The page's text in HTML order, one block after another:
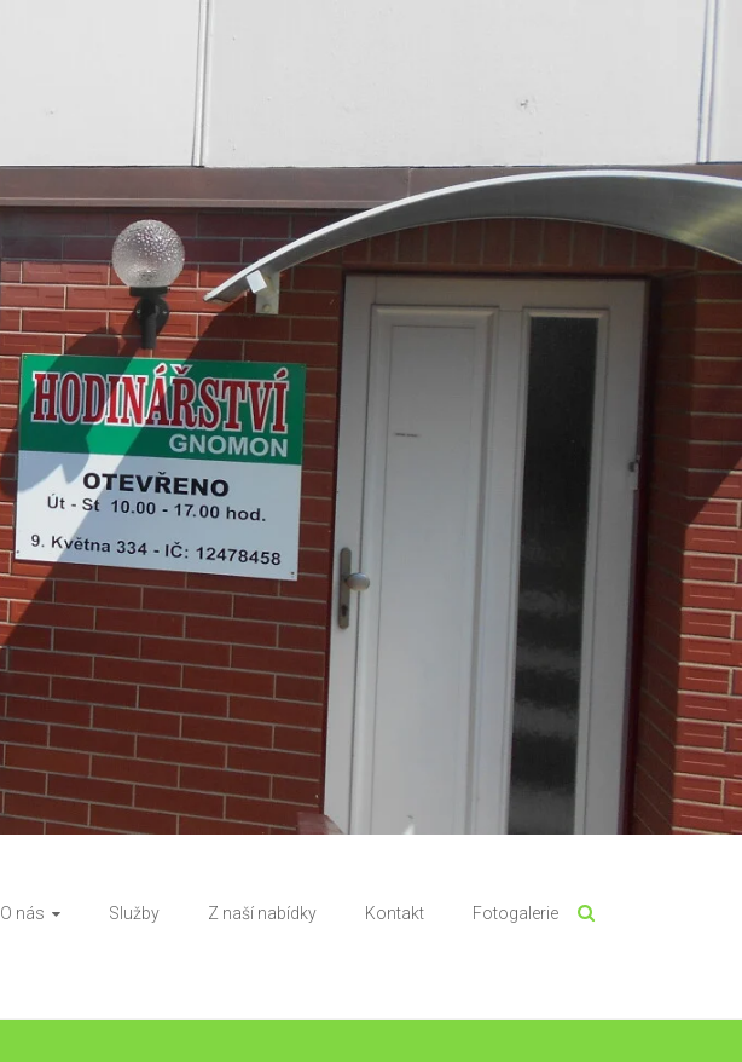
O nás Služby Z naší nabídky Kontakt Fotogalerie